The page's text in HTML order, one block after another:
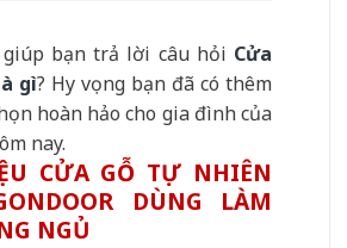
bạn trả lời câu hỏi Cửa
gì? Hy vọng bạn đã có thêm
hoàn hảo cho gia đình của
nay.
CỬA GỖ TỰ NHIÊN
DÙNG LÀM
NGỦ